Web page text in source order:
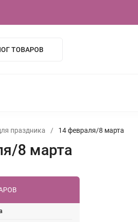
ТОВАРОВ
праздника / 14 февраля/8 марта
8 марта